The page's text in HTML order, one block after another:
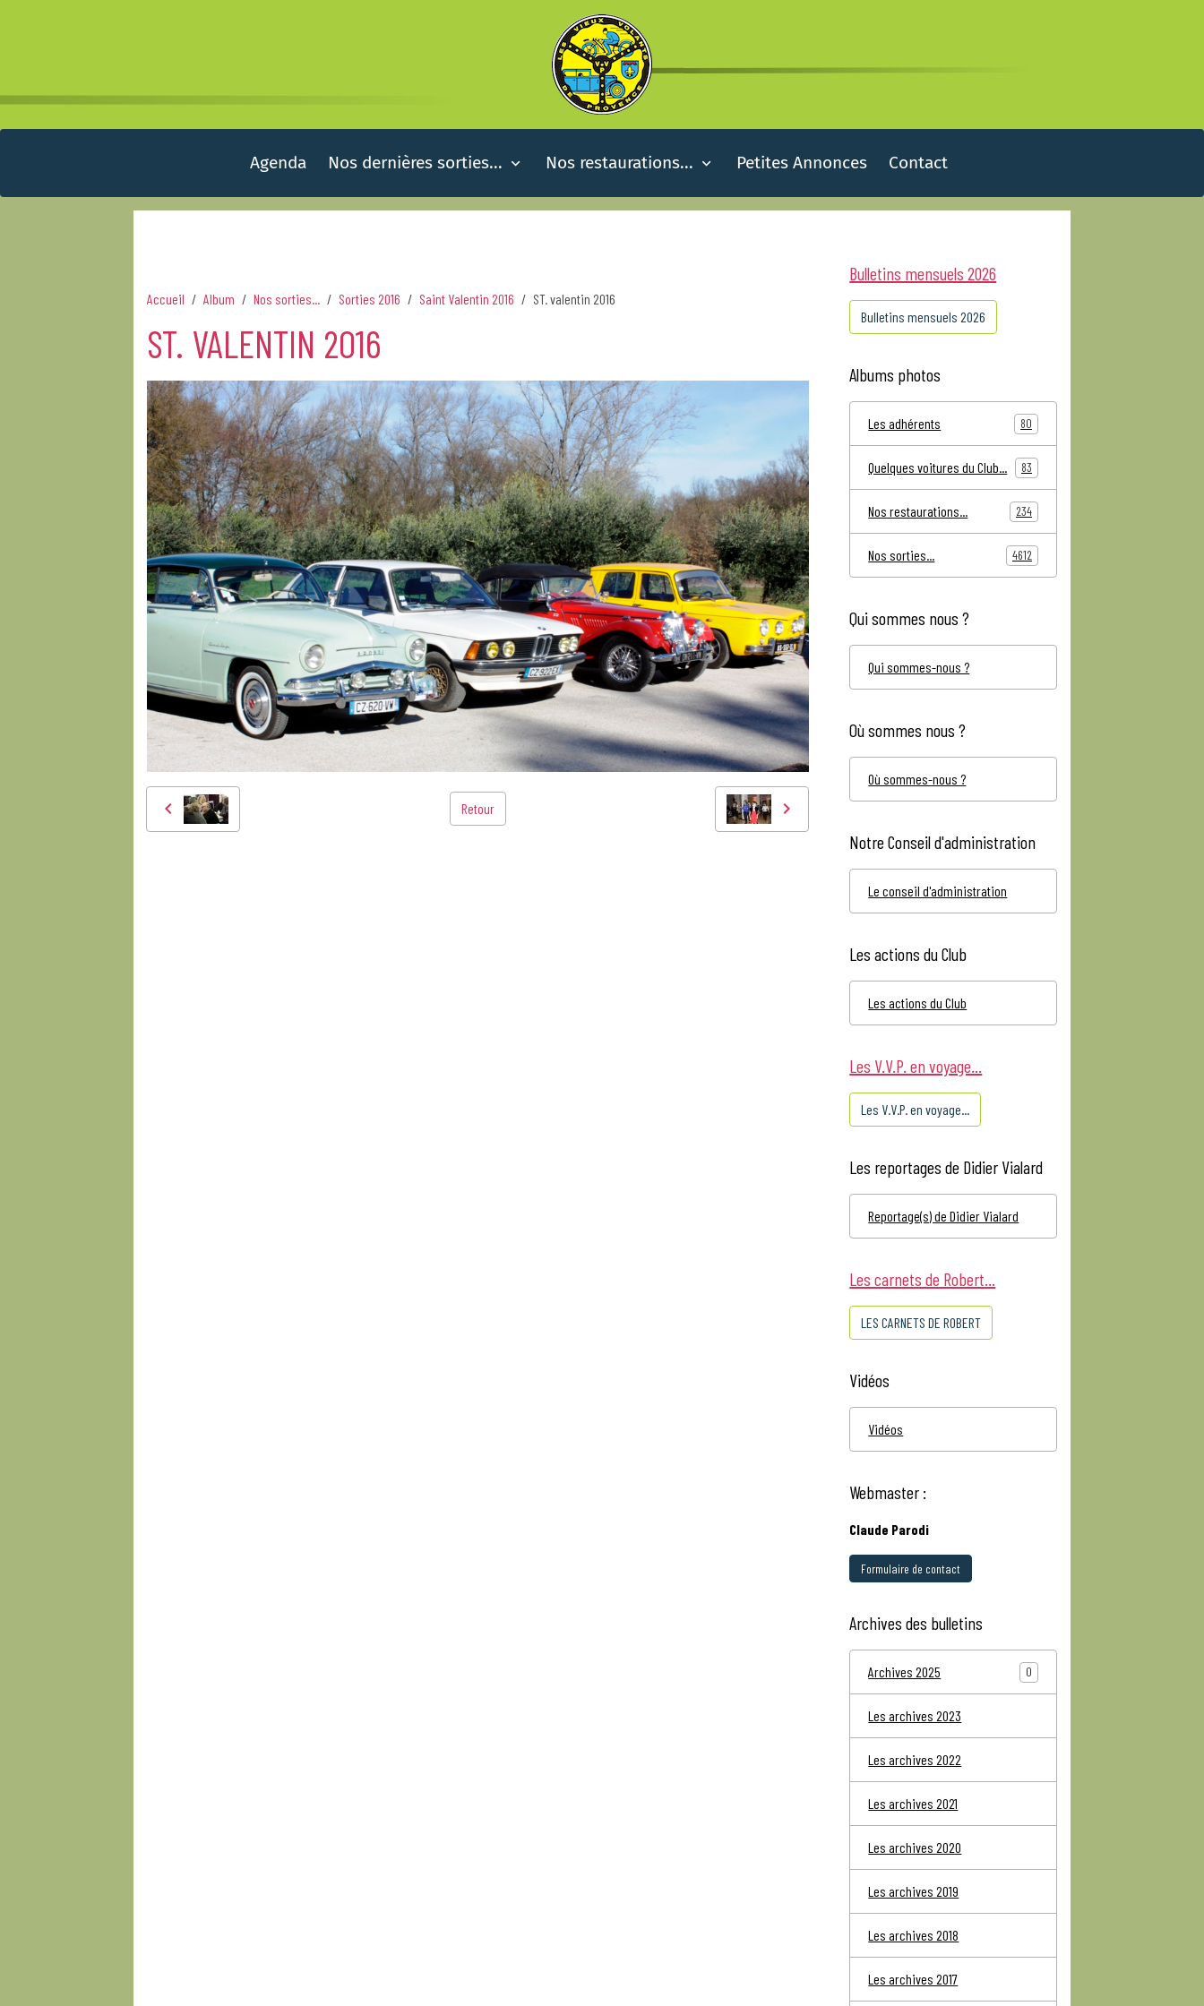
Agenda Nos dernières sorties... Nos restaurations... Petites Annonces Contact
Accueil Album Nos sorties... Sorties 2016 Saint Valentin 2016 ST. valentin 2016
ST. VALENTIN 2016
Retour
Bulletins mensuels 2026
Bulletins mensuels 2026
Albums photos
Les adhérents 80
Quelques voitures du Club... 83
Nos restaurations... 234
Nos sorties... 4612
Qui sommes nous ?
Qui sommes-nous ?
Où sommes nous ?
Où sommes-nous ?
Notre Conseil d'administration
Le conseil d'administration
Les actions du Club
Les actions du Club
Les V.V.P. en voyage...
Les V.V.P. en voyage...
Les reportages de Didier Vialard
Reportage(s) de Didier Vialard
Les carnets de Robert...
LES CARNETS DE ROBERT
Vidéos
Vidéos
Webmaster :
Claude Parodi
Formulaire de contact
Archives des bulletins
Archives 2025 0
Les archives 2023
Les archives 2022
Les archives 2021
Les archives 2020
Les archives 2019
Les archives 2018
Les archives 2017